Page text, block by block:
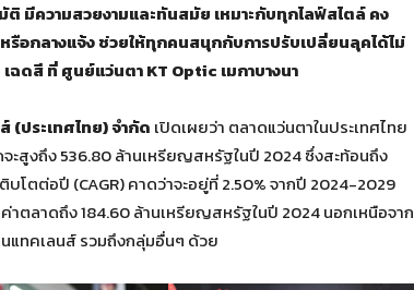
มีความสวยงามและทันสมัย เหมาะกับทุกไลฟ์สไตล์ คง
รือกลางแจ้ง ช่วยให้ทุกคนสนุกกับการปรับเปลี่ยนลุคได้ไม่
ฉดสี ที่ ศูนย์แว่นตา KT Optic เมกาบางนา
(ประเทศไทย) จำกัด เปิดเผยว่า ตลาดแว่นตาในประเทศไทย
สูงถึง 536.80 ล้านเหรียญสหรัฐในปี 2024 ซึ่งสะท้อนถึง
โตต่อปี (CAGR) คาดว่าจะอยู่ที่ 2.50% จากปี 2024-2029
ตลาดถึง 184.60 ล้านเหรียญสหรัฐในปี 2024 นอกเหนือจาก
แทคเลนส์ รวมถึงกลุ่มอื่นๆ ด้วย